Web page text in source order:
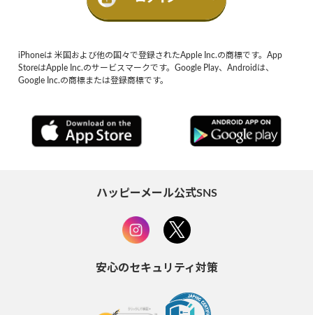
iPhoneは 米国および他の国々で登録されたApple Inc.の商標です。App
StoreはApple Inc.のサービスマークです。Google Play、Androidは、
Google Inc.の商標または登録商標です。
ハッピーメール公式SNS
安心のセキュリティ対策